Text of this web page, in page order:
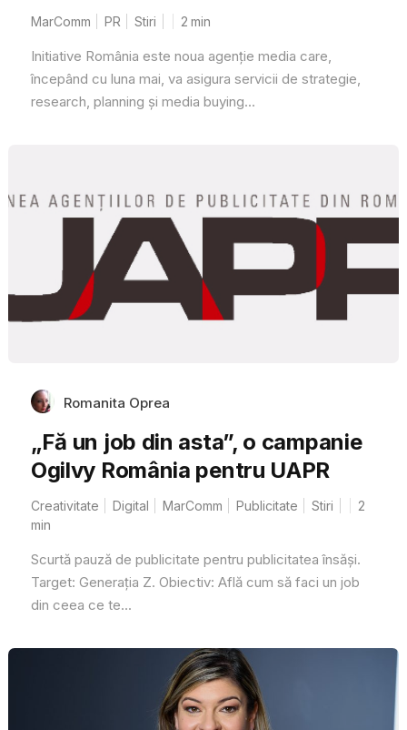
MarComm PR Stiri 2 min
Initiative România este noua agenție media care,
începând cu luna mai, va asigura servicii de strategie,
research, planning și media buying...
Romanita Oprea
„Fă un job din asta”, o campanie
Ogilvy România pentru UAPR
Creativitate Digital MarComm Publicitate Stiri
2
min
Scurtă pauză de publicitate pentru publicitatea însăși.
Target: Generația Z. Obiectiv: Află cum să faci un job
din ceea ce te...